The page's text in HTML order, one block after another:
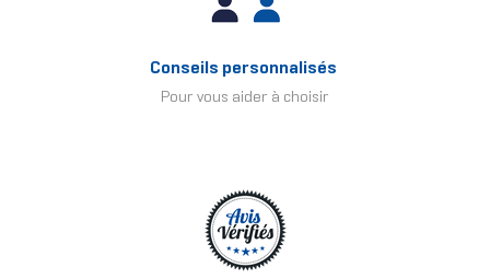
Conseils personnalisés
Pour vous aider à choisir